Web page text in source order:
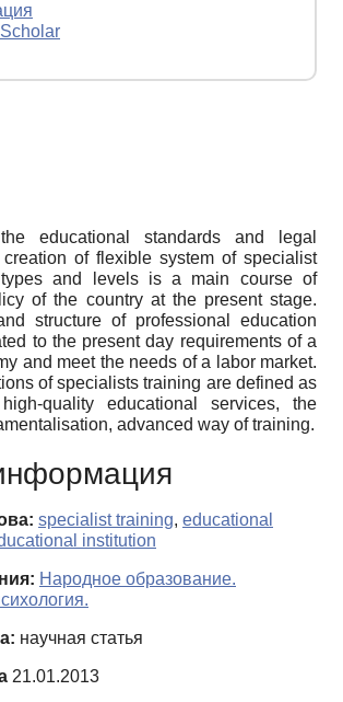
educational standards and legal
of flexible system of specialist
and levels is a main course of
of the country at the present stage.
structure of professional education
to the present day requirements of a
and meet the needs of a labor market.
of specialists training are defined as
quality educational services, the
advanced way of training.
specialist training, educational
institution
Народное образование.
научная статья
21.01.2013